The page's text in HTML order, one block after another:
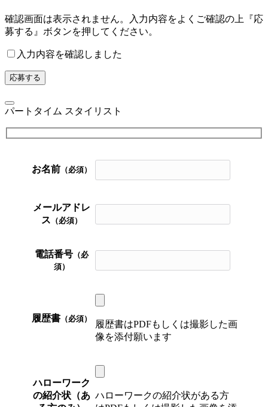
確認画面は表示されません。入力内容をよくご確認の上『応
募する』ボタンを押してください。
入力内容を確認しました
パートタイム スタイリスト
お名前 （必須）
メールアドレ
ス （必須）
電話番号 （必
須）
履歴書 （必須）
履歴書はPDFもしくは撮影した画
像を添付願います
ハローワーク
の紹介状（あ ハローワークの紹介状がある方